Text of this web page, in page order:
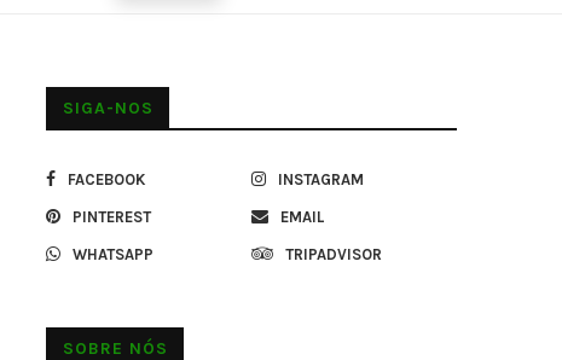
SIGA-NOS
FACEBOOK INSTAGRAM
PINTEREST EMAIL
WHATSAPP TRIPADVISOR
SOBRE NÓS